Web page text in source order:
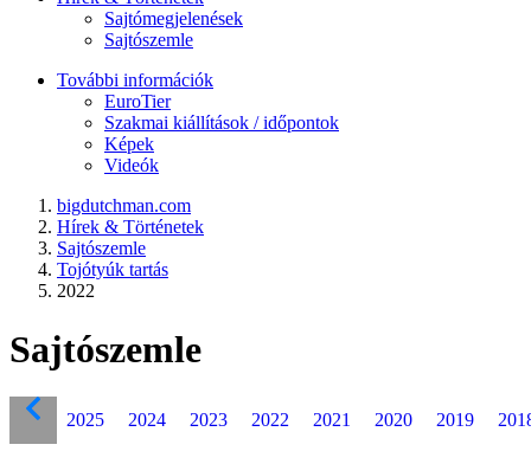
Sajtómegjelenések
Sajtószemle
További információk
EuroTier
Szakmai kiállítások / időpontok
Képek
Videók
bigdutchman.com
Hírek & Történetek
Sajtószemle
Tojótyúk tartás
2022
Sajtószemle
2025 2024 2023 2022 2021 2020 2019